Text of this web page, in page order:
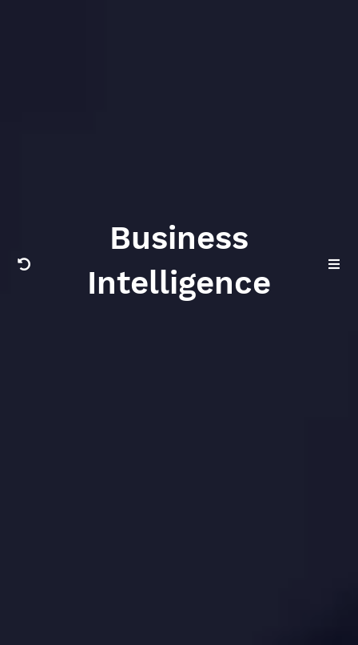
Business
Intelligence